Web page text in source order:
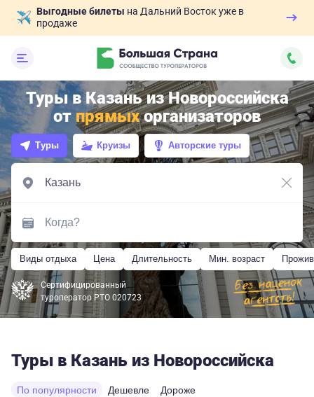
Выгодные билеты на Дальний Восток уже в
продаже
Туры в Казань из Новороссийска
от прямыхорганизаторов
Туры Круизы Авторские туры
Виды отдыха Цена Длительность Мин. возраст
Сертифицированный
туроператор РТО 020723
Туры в Казань из Новороссийска
По популярности Дешевле Дороже